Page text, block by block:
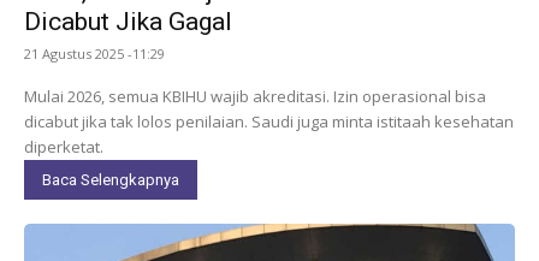
Dicabut Jika Gagal
21 Agustus 2025 -11:29
Mulai 2026, semua KBIHU wajib akreditasi. Izin operasional bisa
dicabut jika tak lolos penilaian. Saudi juga minta istitaah kesehatan
diperketat.
Baca Selengkapnya